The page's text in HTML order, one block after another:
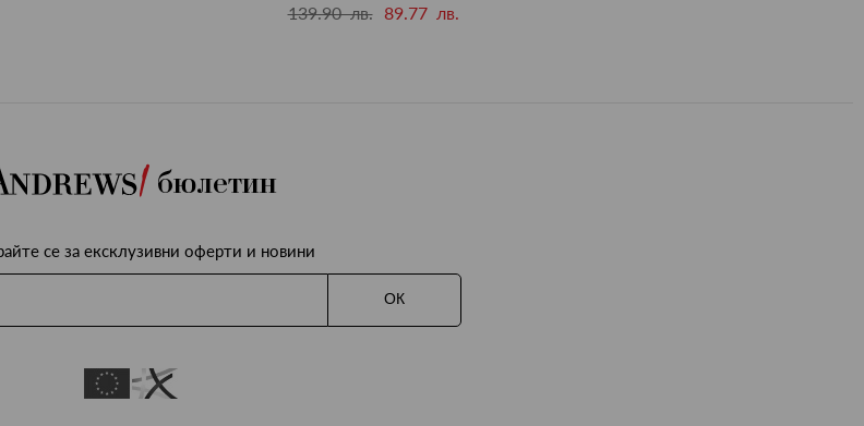
139.90 лв.
89.77 лв.
бюлетин
се за ексклузивни оферти и новини
ОК